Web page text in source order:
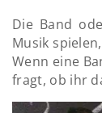
Die Band
Musik
Wenn eine
fragt, ob ihr